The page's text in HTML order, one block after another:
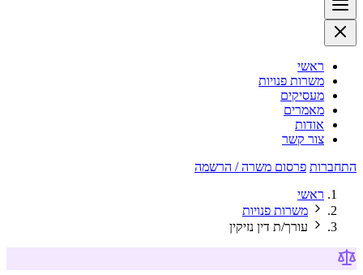
ראשי
משרות פנויות
מעסיקים
מאמרים
אודות
צור קשר
התחברות פרסום משרה / הרשמה
ראשי
משרות פנויות
עורך/ת דין נזיקין